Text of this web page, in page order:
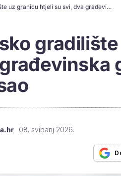
Ovo milijunsko gradilište uz granicu htjeli su svi, dva građevinska giganta za dlaku izgubila posao
08. svibanj 2026.